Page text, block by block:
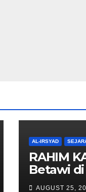
AL-IRSYAD
RAHIM
Betawi
Andalas
AUGUST 25,